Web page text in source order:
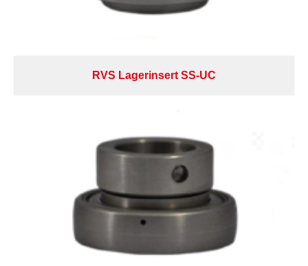
RVS Lagerinsert SS-UC